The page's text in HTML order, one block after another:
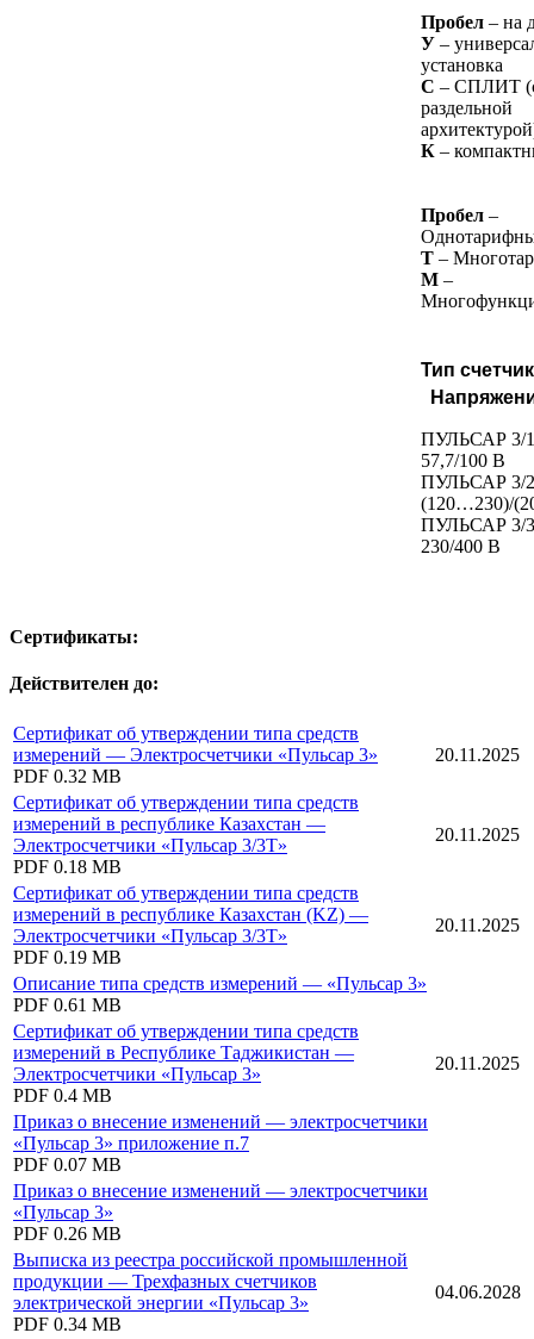
Пробел – на
У –
установка
С – СПЛИТ
раздельной
К –
Пробел –
Т –
М –
Тип
ПУЛЬСАР
57,7/100 В
ПУЛЬСАР
(120…230)/
ПУЛЬСАР
230/400 В
Сертификаты:
Действителен до:
Сертификат об утверждении типа средств
измерений — Электросчетчики «Пульсар 3»
PDF 0.32 MB
20.11.2025
Сертификат об утверждении типа средств
измерений в республике Казахстан —
Электросчетчики «Пульсар 3/3Т»
PDF 0.18 MB
20.11.2025
Сертификат об утверждении типа средств
измерений в республике Казахстан (KZ) —
Электросчетчики «Пульсар 3/3Т»
PDF 0.19 MB
20.11.2025
Описание типа средств измерений — «Пульсар 3»
PDF 0.61 MB
Сертификат об утверждении типа средств
измерений в Республике Таджикистан —
Электросчетчики «Пульсар 3»
PDF 0.4 MB
20.11.2025
Приказ о внесение изменений — электросчетчики
«Пульсар 3» приложение п.7
PDF 0.07 MB
Приказ о внесение изменений — электросчетчики
«Пульсар 3»
PDF 0.26 MB
Выписка из реестра российской промышленной
продукции — Трехфазных счетчиков
электрической энергии «Пульсар 3»
PDF 0.34 MB
04.06.2028